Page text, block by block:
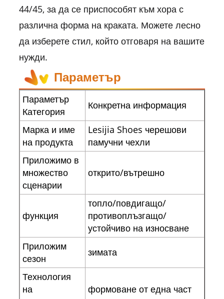
44/45, за да се приспособят към хора с
различна форма на краката. Можете лесно
да изберете стил, който отговаря на вашите
нужди.
Параметър
Параметър
Категория
Конкретна информация
Марка и име
на продукта
Lesijia Shoes черешови
памучни чехли
Приложимо в
множество
сценарии
открито/вътрешно
функция
топло/повдигащо/
противоплъзгащо/
устойчиво на износване
Приложим
сезон
зимата
Технология
на
формоване от една част